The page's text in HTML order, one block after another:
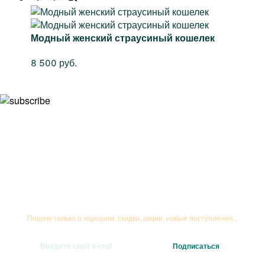
Модный женский страусиный кошелек
8 500 руб.
Пишем только о хорошем: скидки, акции, новые поступления...